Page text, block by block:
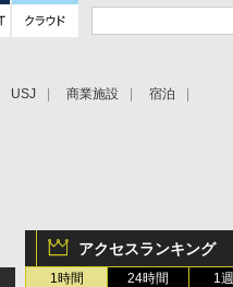
USJ 商業施設 宿泊
アクセスランキング
1時間 24時間 1